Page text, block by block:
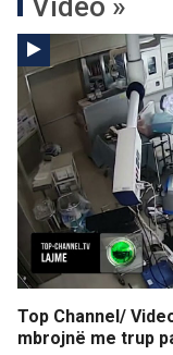
Video »
Top Channel/
mbrojnë me trup